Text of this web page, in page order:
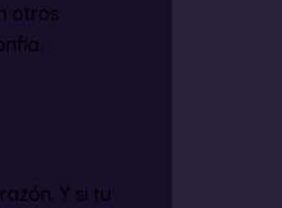
otros
Y si tu